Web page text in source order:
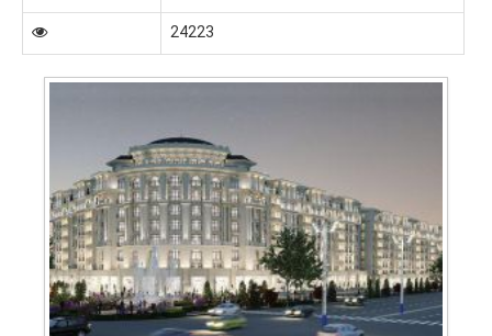
24223